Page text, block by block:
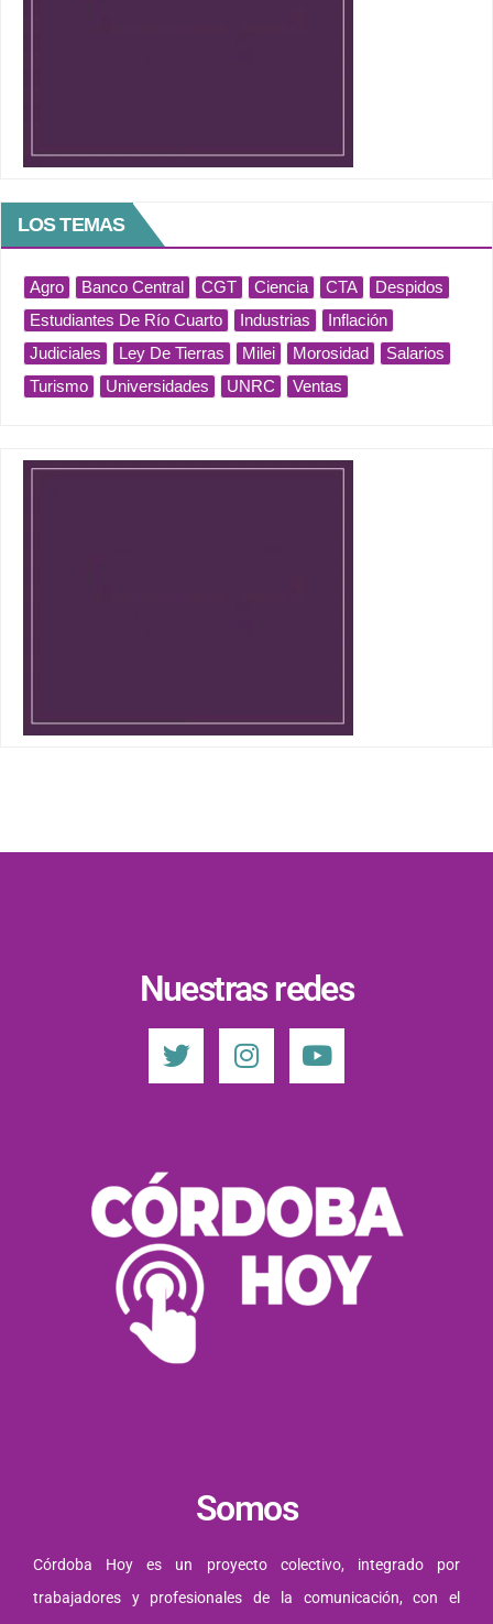
LOS TEMAS
Agro Banco Central CGT Ciencia CTA
Despidos
Estudiantes De Río Cuarto
Industrias
Inflación
Judiciales
Ley De Tierras Milei Morosidad
Salarios
Turismo
Universidades UNRC Ventas
Nuestras redes
Somos
Córdoba Hoy es un proyecto colectivo, integrado por
trabajadores y profesionales de la comunicación, con el